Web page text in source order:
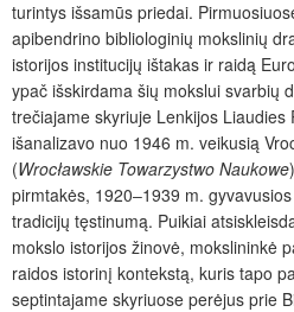
turintys išsamūs priedai.
apibendrino bibliologinių mokslinių
istorijos institucijų ištakas ir raidą
ypač išskirdama šių mokslui svarbių
trečiajame skyriuje Lenkijos Liaudies
išanalizavo nuo 1946 m. veikusią
(Wrocławskie Towarzystwo Naukowe
pirmtakės, 1920‒1939 m.
tradicijų tęstinumą. Puikiai
mokslo istorijos žinovė, mokslininkė
raidos istorinį kontekstą, kuris tapo
septintajame skyriuose perėjus prie